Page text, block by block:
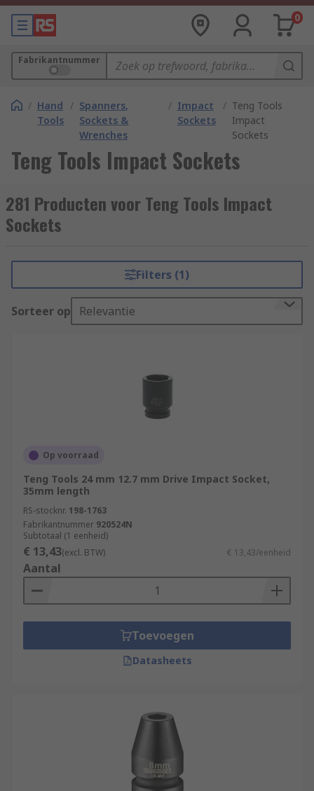
0
Fabrikantnummer
/ Hand
Tools
/ Spanners,
Sockets &
Wrenches
/ Impact
Sockets
/ Teng Tools
Impact
Sockets
Teng Tools Impact Sockets
281 Producten voor Teng Tools Impact
Sockets
Filters (1)
Sorteer op Relevantie
Op voorraad
Teng Tools 24 mm 12.7 mm Drive Impact Socket,
35mm length
RS-stocknr. 198-1763
Fabrikantnummer 920524N
Subtotaal (1 eenheid)
€ 13,43(excl. BTW) € 13,43/eenheid
Aantal
Toevoegen
Datasheets